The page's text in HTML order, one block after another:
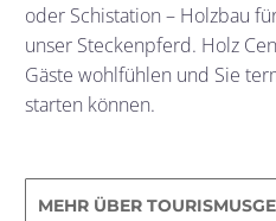
oder Schistation – Holzbau
unser Steckenpferd. Holz
Gäste wohlfühlen und Sie
starten können.
MEHR ÜBER